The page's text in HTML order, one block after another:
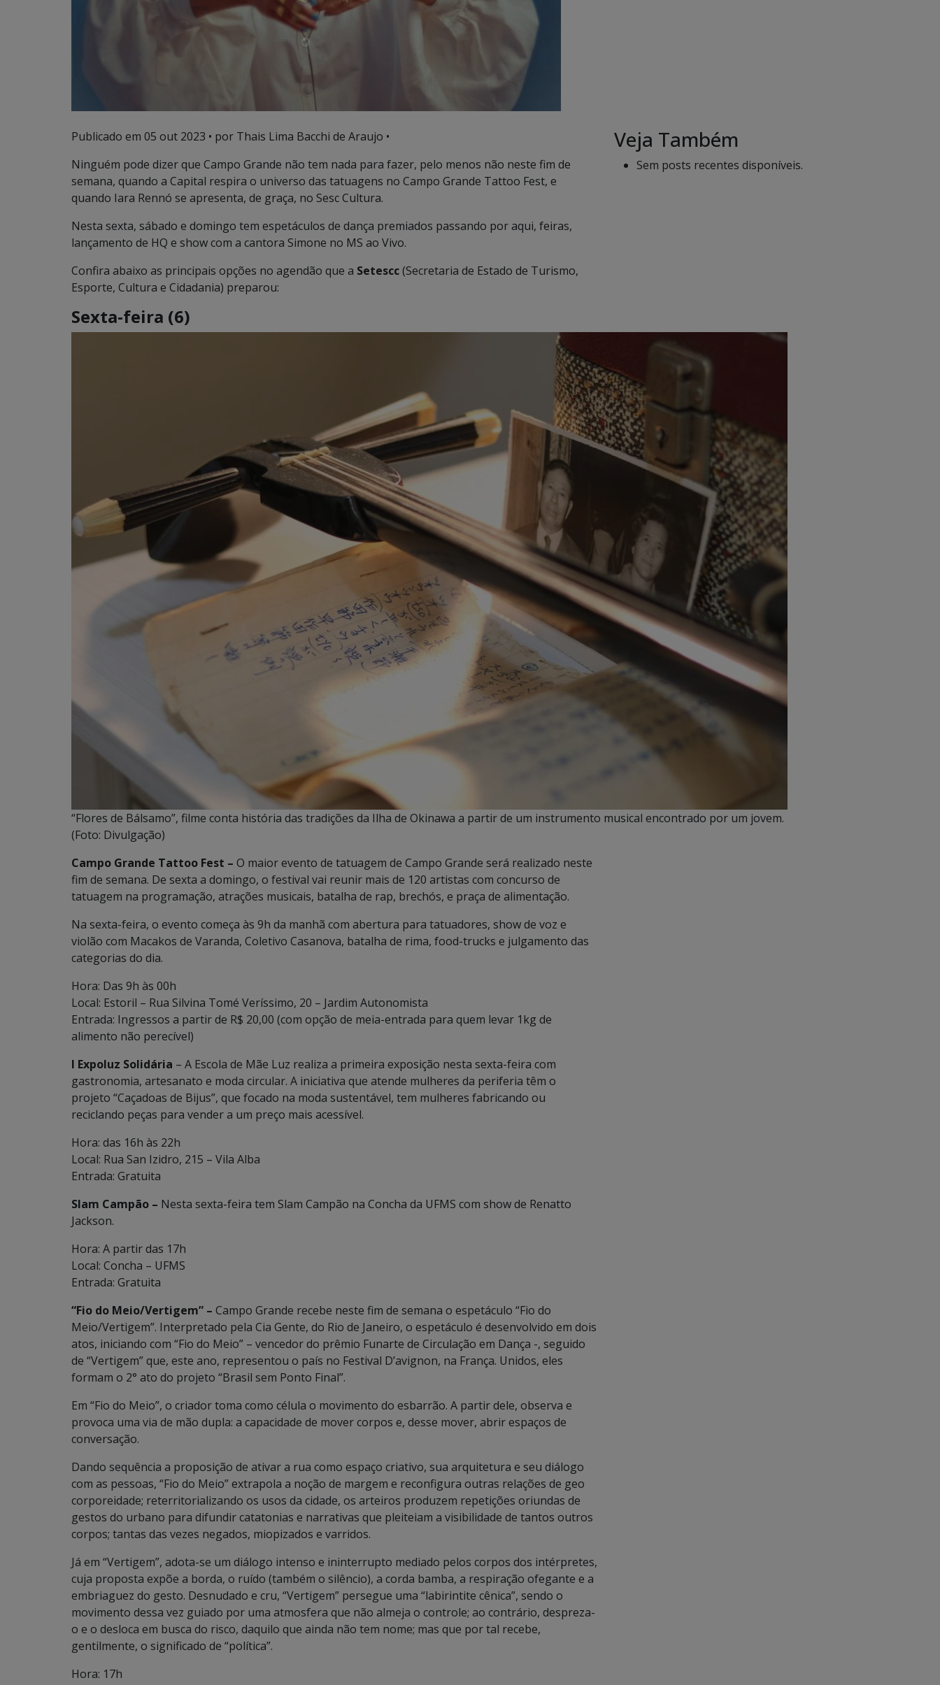
Publicado em 05 out 2023 • por Thais Lima Bacchi de Araujo •
Ninguém pode dizer que Campo Grande não tem nada para fazer, pelo menos não neste fim de
semana, quando a Capital respira o universo das tatuagens no Campo Grande Tattoo Fest, e
quando Iara Rennó se apresenta, de graça, no Sesc Cultura.
Nesta sexta, sábado e domingo tem espetáculos de dança premiados passando por aqui, feiras,
lançamento de HQ e show com a cantora Simone no MS ao Vivo.
Confira abaixo as principais opções no agendão que a Setescc(Secretaria de Estado de Turismo,
Esporte, Cultura e Cidadania) preparou:
Sexta-feira (6)
“Flores de Bálsamo”, filme conta história das tradições da Ilha de Okinawa a partir de um instrumento musical encontrado por um jovem.
(Foto: Divulgação)
Campo Grande Tattoo Fest – O maior evento de tatuagem de Campo Grande será realizado neste
fim de semana. De sexta a domingo, o festival vai reunir mais de 120 artistas com concurso de
tatuagem na programação, atrações musicais, batalha de rap, brechós, e praça de alimentação.
Na sexta-feira, o evento começa às 9h da manhã com abertura para tatuadores, show de voz e
violão com Macakos de Varanda, Coletivo Casanova, batalha de rima, food-trucks e julgamento das
categorias do dia.
Hora: Das 9h às 00h
Local: Estoril – Rua Silvina Tomé Veríssimo, 20 – Jardim Autonomista
Entrada: Ingressos a partir de R$ 20,00 (com opção de meia-entrada para quem levar 1kg de
alimento não perecível)
I Expoluz Solidária – A Escola de Mãe Luz realiza a primeira exposição nesta sexta-feira com
gastronomia, artesanato e moda circular. A iniciativa que atende mulheres da periferia têm o
projeto “Caçadoas de Bijus”, que focado na moda sustentável, tem mulheres fabricando ou
reciclando peças para vender a um preço mais acessível.
Hora: das 16h às 22h
Local: Rua San Izidro, 215 – Vila Alba
Entrada: Gratuita
Slam Campão – Nesta sexta-feira tem Slam Campão na Concha da UFMS com show de Renatto
Jackson.
Hora: A partir das 17h
Local: Concha – UFMS
Entrada: Gratuita
“Fio do Meio/Vertigem” – Campo Grande recebe neste fim de semana o espetáculo “Fio do
Meio/Vertigem”. Interpretado pela Cia Gente, do Rio de Janeiro, o espetáculo é desenvolvido em dois
atos, iniciando com “Fio do Meio” – vencedor do prêmio Funarte de Circulação em Dança -, seguido
de “Vertigem” que, este ano, representou o país no Festival D’avignon, na França. Unidos, eles
formam o 2° ato do projeto “Brasil sem Ponto Final”.
Em “Fio do Meio”, o criador toma como célula o movimento do esbarrão. A partir dele, observa e
provoca uma via de mão dupla: a capacidade de mover corpos e, desse mover, abrir espaços de
conversação.
Dando sequência a proposição de ativar a rua como espaço criativo, sua arquitetura e seu diálogo
com as pessoas, “Fio do Meio” extrapola a noção de margem e reconfigura outras relações de geo
corporeidade; reterritorializando os usos da cidade, os arteiros produzem repetições oriundas de
gestos do urbano para difundir catatonias e narrativas que pleiteiam a visibilidade de tantos outros
corpos; tantas das vezes negados, miopizados e varridos.
Já em “Vertigem”, adota-se um diálogo intenso e ininterrupto mediado pelos corpos dos intérpretes,
cuja proposta expõe a borda, o ruído (também o silêncio), a corda bamba, a respiração ofegante e a
embriaguez do gesto. Desnudado e cru, “Vertigem” persegue uma “labirintite cênica”, sendo o
movimento dessa vez guiado por uma atmosfera que não almeja o controle; ao contrário, despreza-
o e o desloca em busca do risco, daquilo que ainda não tem nome; mas que por tal recebe,
gentilmente, o significado de “política”.
Hora: 17h
Veja Também
Sem posts recentes disponíveis.